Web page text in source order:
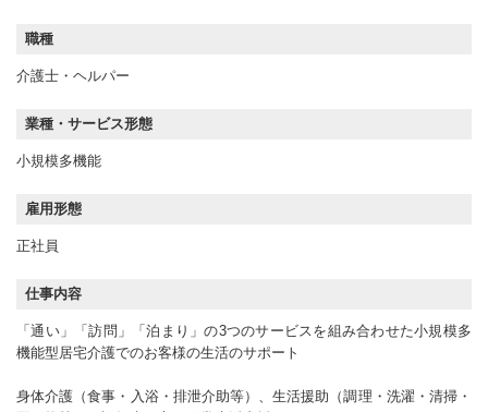
職種
介護士・ヘルパー
業種・サービス形態
小規模多機能
雇用形態
正社員
仕事内容
「通い」「訪問」「泊まり」の3つのサービスを組み合わせた小規模多
機能型居宅介護でのお客様の生活のサポート
身体介護（食事・入浴・排泄介助等）、生活援助（調理・洗濯・清掃・